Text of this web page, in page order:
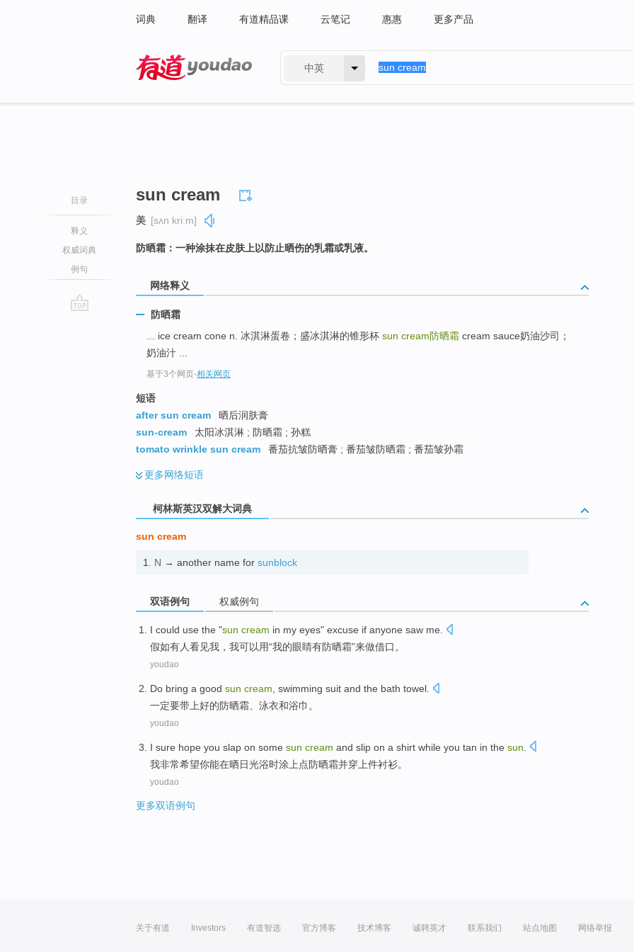
词典 翻译 有道精品课 云笔记 惠惠 更多产品
中英
目录
释义
权威词典
例句
sun cream
美 [sʌn kriːm]
防晒霜：一种涂抹在皮肤上以防止晒伤的乳霜或乳液。
网络释义
防晒霜
... ice cream cone n. 冰淇淋蛋卷；盛冰淇淋的锥形杯 sun cream防晒霜 cream sauce奶油沙司；
奶油汁 ...
基于3个网页-相关网页
短语
after sun cream
晒后润肤膏
sun-cream
太阳冰淇淋 ; 防晒霜 ; 孙糕
tomato wrinkle sun cream
番茄抗皱防晒膏 ; 番茄皱防晒霜 ; 番茄皱孙霜
更多网络短语
柯林斯英汉双解大词典
sun cream
1. N → another name for sunblock
双语例句 权威例句
I could use the "sun cream in my eyes" excuse if anyone saw me
假如有人看见我 ， 我可以 用“我的眼睛有防晒霜”来做借口 。
youdao
Do bring a good sun cream swimming suit and the bath towel
一定要带上好的防晒霜 泳衣和浴巾 。
youdao
I sure hope you slap on some sun cream and slip on a shirt while you tan in the sun
我非常希望你能在晒日光浴时涂 上 点防晒霜并穿上件衬衫。
youdao
更多双语例句
关于有道 Investors 有道智选 官方博客 技术博客 诚聘英才 联系我们 站点地图 网络举报